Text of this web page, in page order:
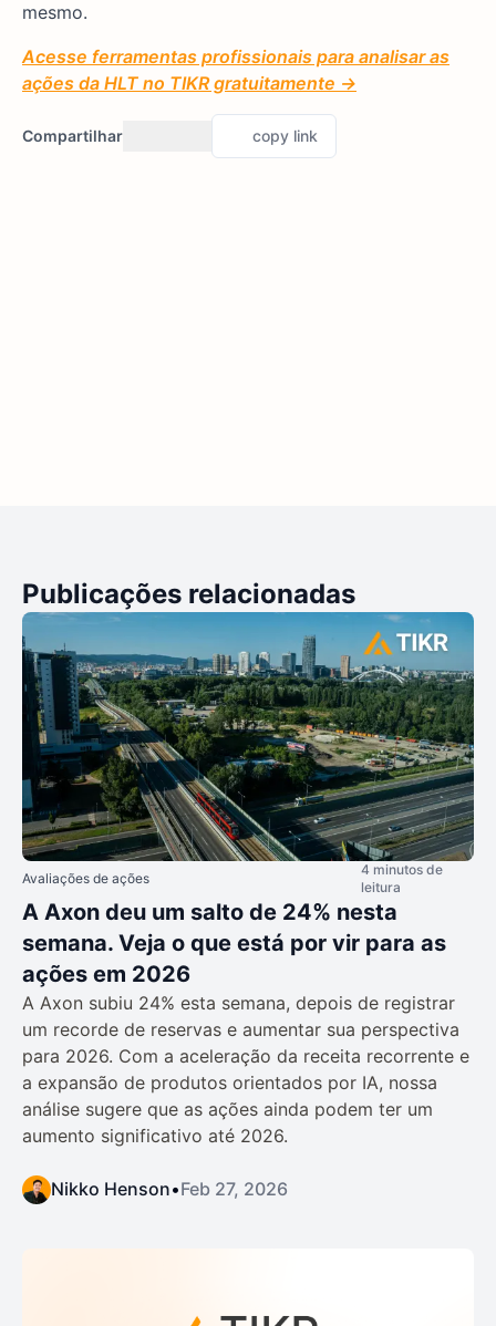
mesmo.
Acesse ferramentas profissionais para analisar as
ações da HLT no TIKR gratuitamente →
Compartilhar copy link
Publicações relacionadas
Avaliações de ações
4 minutos de
leitura
A Axon deu um salto de 24% nesta
semana. Veja o que está por vir para as
ações em 2026
A Axon subiu 24% esta semana, depois de registrar
um recorde de reservas e aumentar sua perspectiva
para 2026. Com a aceleração da receita recorrente e
a expansão de produtos orientados por IA, nossa
análise sugere que as ações ainda podem ter um
aumento significativo até 2026.
Nikko Henson•Feb 27, 2026